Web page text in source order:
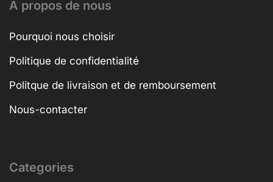
A propos de nous
Pourquoi nous choisir
Politique de confidentialité
Politque de livraison et de remboursement
Nous-contacter
Categories